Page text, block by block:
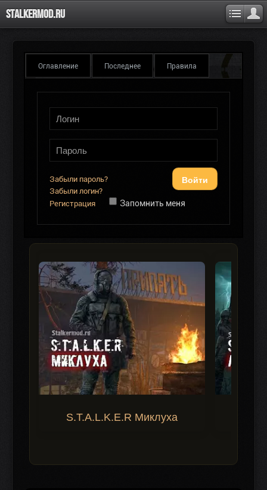
Stalkermod.ru
Оглавление Последнее Правила
Войти
Забыли пароль?
Забыли логин?
Регистрация
Запомнить меня
S.T.A.L.K.E.R Миклуха